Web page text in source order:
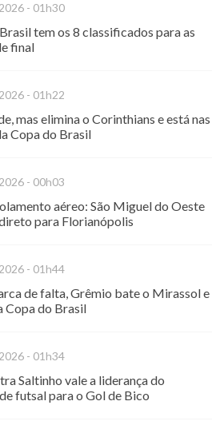
- 01h30
tem os 8 classificados para as
final
- 01h22
mas elimina o Corinthians e está nas
Copa do Brasil
- 00h03
aéreo: São Miguel do Oeste
para Florianópolis
- 01h44
de falta, Grêmio bate o Mirassol e
Copa do Brasil
- 01h34
Saltinho vale a liderança do
futsal para o Gol de Bico